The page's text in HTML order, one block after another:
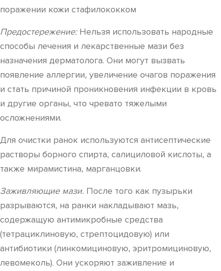
Предостережение:Нельзя использовать народные
способы лечения и лекарственные мази без
назначения дерматолога. Они могут вызвать
появление аллергии, увеличение очагов поражения
и стать причиной проникновения инфекции в кровь
и другие органы, что чревато тяжелыми
осложнениями.
Для очистки ранок используются антисептические
растворы борного спирта, салициловой кислоты, а
также мирамистина, марганцовки.
Заживляющие мази. После того как пузырьки
разрываются, на ранки накладывают мазь,
содержащую антимикробные средства
(тетрациклиновую, стрептоцидовую) или
антибиотики (линкомициновую, эритромициновую,
левомеколь). Они ускоряют заживление и